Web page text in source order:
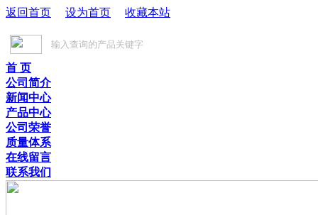
返回首页 设为首页 收藏本站
首 页
公司简介
新闻中心
产品中心
公司荣誉
质量体系
在线留言
联系我们